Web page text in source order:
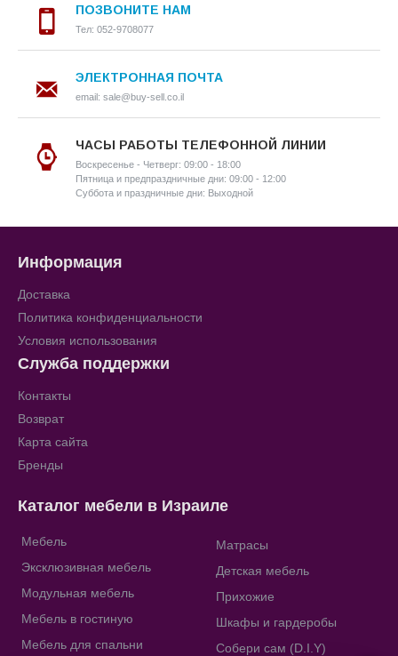
ПОЗВОНИТЕ НАМ
Тел: 052-9708077
ЭЛЕКТРОННАЯ ПОЧТА
email: sale@buy-sell.co.il
ЧАСЫ РАБОТЫ ТЕЛЕФОННОЙ ЛИНИИ
Воскресенье - Четверг: 09:00 - 18:00
Пятница и предпраздничные дни: 09:00 - 12:00
Суббота и праздничные дни: Выходной
Информация
Доставка
Политика конфиденциальности
Условия использования
Служба поддержки
Контакты
Возврат
Карта сайта
Бренды
Каталог мебели в Израиле
Мебель
Эксклюзивная мебель
Модульная мебель
Мебель в гостиную
Мебель для спальни
Матрасы
Детская мебель
Прихожие
Шкафы и гардеробы
Собери сам (D.I.Y)